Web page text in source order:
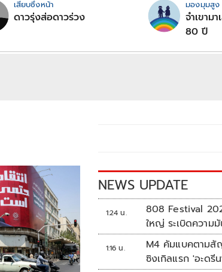
เสียบซึ่งหน้า
ดาวรุ่งส่อดาวร่วง
มองมุมสูง
จำเขาม
80 ปี
NEWS UPDATE
1:24 น.
808 Festival
ใหญ่ ระเบิดความ
ต.ค.นี้
1:16 น.
M4 คัมแบคตาม
ซิงเกิลแรก 'อะดรี